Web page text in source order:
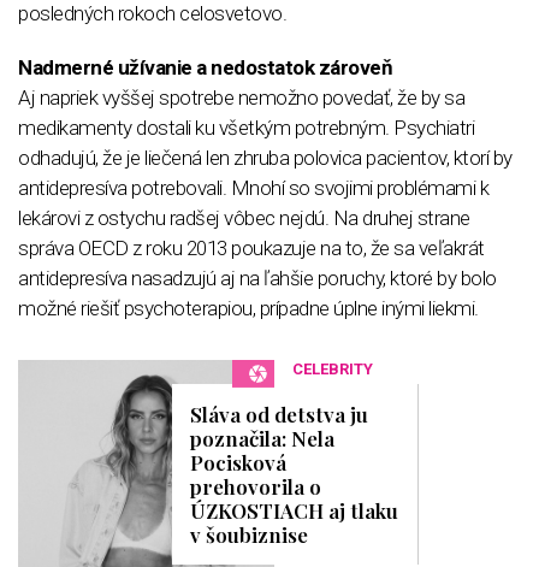
posledných rokoch celosvetovo.
Nadmerné užívanie a nedostatok zároveň
Aj napriek vyššej spotrebe nemožno povedať, že by sa
medikamenty dostali ku všetkým potrebným. Psychiatri
odhadujú, že je liečená len zhruba polovica pacientov, ktorí by
antidepresíva potrebovali. Mnohí so svojimi problémami k
lekárovi z ostychu radšej vôbec nejdú. Na druhej strane
správa OECD z roku 2013 poukazuje na to, že sa veľakrát
antidepresíva nasadzujú aj na ľahšie poruchy, ktoré by bolo
možné riešiť psychoterapiou, prípadne úplne inými liekmi.
CELEBRITY
Sláva od detstva ju
poznačila: Nela
Pocisková
prehovorila o
ÚZKOSTIACH aj tlaku
v šoubiznise